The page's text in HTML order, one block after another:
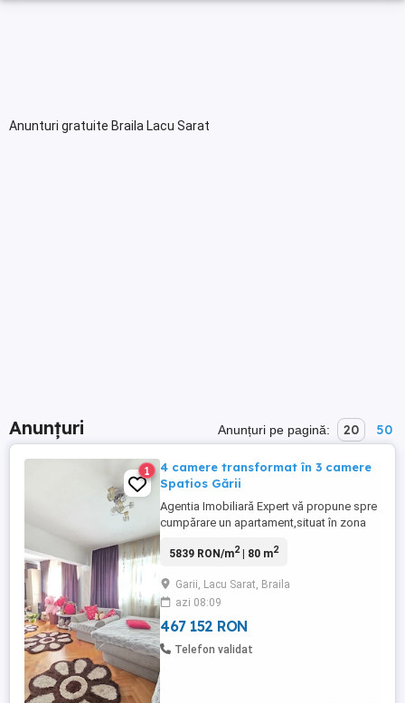
Anunturi gratuite Braila Lacu Sarat
Anunțuri Anunțuri pe pagină: 20 50
1
4 camere transformat în 3 camere
Spatios Gării
Agentia Imobiliară Expert vă propune spre
cumpărare un apartament,situat în zona
Este vorba despre un apartament cu 4
decomandate cu doua bai, poziționat la
etajul 3 într-un bloc cu 4 etaje.Imobilul
dispune de o ...
5839 RON/m2| 80 m2
Garii, Lacu Sarat, Braila
azi 08:09
467 152 RON
Telefon validat